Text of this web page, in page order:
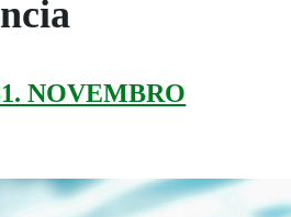
NOVEMBRO